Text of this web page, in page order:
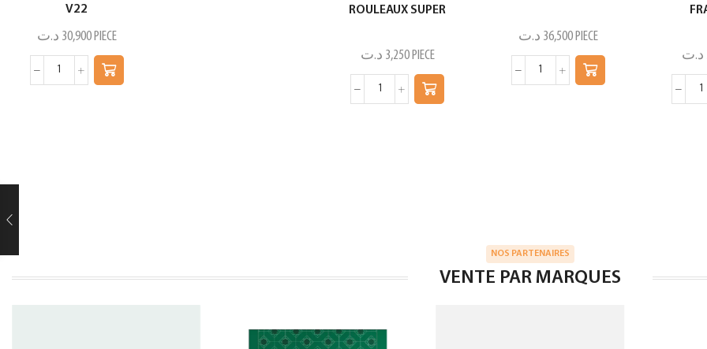
V22
30,900 د.ت PIECE
ROULEAUX SUPER
3,250 د.ت PIECE
36,500 د.ت PIECE
د.ت
NOS PARTENAIRES
VENTE PAR MARQUES